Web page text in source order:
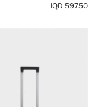
59750 IQD